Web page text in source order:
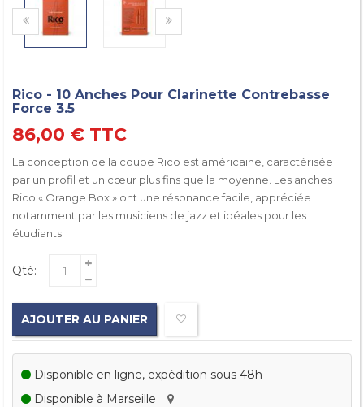
Rico - 10 Anches Pour Clarinette Contrebasse
Force 3.5
86,00 € TTC
La conception de la coupe Rico est américaine, caractérisée
par un profil et un cœur plus fins que la moyenne. Les anches
Rico « Orange Box » ont une résonance facile, appréciée
notamment par les musiciens de jazz et idéales pour les
étudiants.
Qté:
AJOUTER AU PANIER
Disponible en ligne, expédition sous 48h
Disponible à Marseille